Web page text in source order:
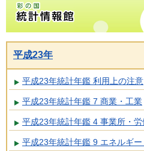
平成23年
平成23年統計年鑑 利用上の注意
平成23年統計年鑑 7 商業・工業
平成23年統計年鑑 4 事業所・労
平成23年統計年鑑 9 エネルギー